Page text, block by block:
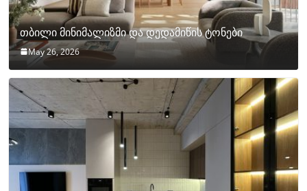
თბილი მინიმალიზმი და დედამიწის ტონები
May 26, 2026